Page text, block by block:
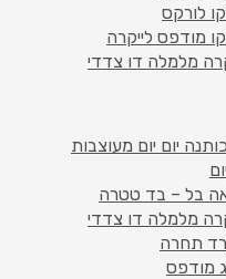
לורקס
מודפס לייקרה
מלמלה דו צדדי
יום יום מעוצבות
בל – בד טטרה
מלמלה דו צדדי
תחרה
מודפס